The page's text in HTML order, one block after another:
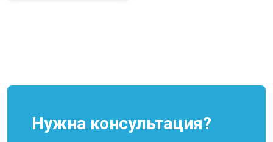
Нужна консультация?